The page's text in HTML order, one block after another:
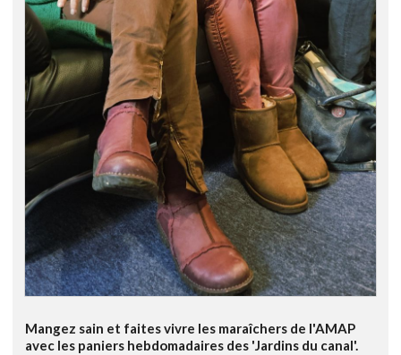
Mangez sain et faites vivre les maraîchers de l'AMAP
avec les paniers hebdomadaires des 'Jardins du canal'.